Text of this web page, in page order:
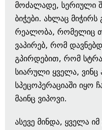
მოძალადე, სერიული
ბიჭები. ახლაც
რეალობა, რომელიც
ვაპირებ, რომ
გპირდებით, რომ
სიარული ყველა,
სპეცოპერაციაში
მაინც ვიპოვი.
ასევე მინდა, ყველა